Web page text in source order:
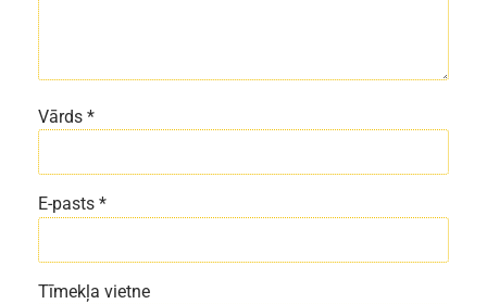
Vārds *
E-pasts *
Tīmekļa vietne